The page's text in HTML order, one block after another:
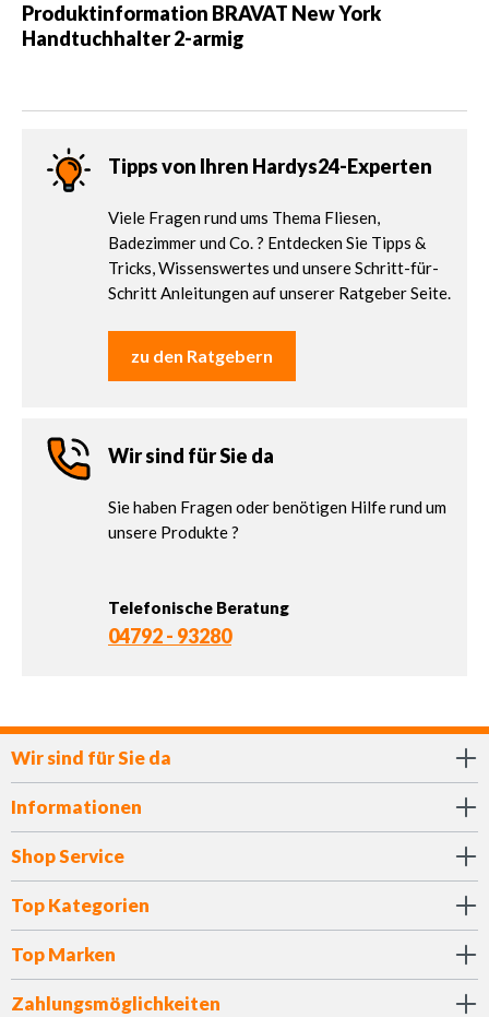
Produktinformation BRAVAT New York
Handtuchhalter 2-armig
Tipps von Ihren Hardys24-Experten
Viele Fragen rund ums Thema Fliesen,
Badezimmer und Co. ? Entdecken Sie Tipps &
Tricks, Wissenswertes und unsere Schritt-für-
Schritt Anleitungen auf unserer Ratgeber Seite.
zu den Ratgebern
Wir sind für Sie da
Sie haben Fragen oder benötigen Hilfe rund um
unsere Produkte ?
Telefonische Beratung
04792 - 93280
Wir sind für Sie da
Informationen
Shop Service
Top Kategorien
Top Marken
Zahlungsmöglichkeiten